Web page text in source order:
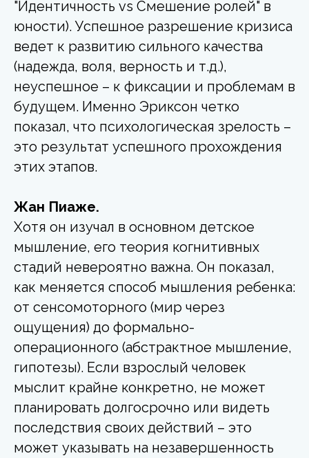
"Идентичность vs Смешение ролей" в
юности). Успешное разрешение кризиса
ведет к развитию сильного качества
(надежда, воля, верность и т.д.),
неуспешное – к фиксации и проблемам в
будущем. Именно Эриксон четко
показал, что психологическая зрелость –
это результат успешного прохождения
этих этапов.
Жан Пиаже.
Хотя он изучал в основном детское
мышление, его теория когнитивных
стадий невероятно важна. Он показал,
как меняется способ мышления ребенка:
от сенсомоторного (мир через
ощущения) до формально-
операционного (абстрактное мышление,
гипотезы). Если взрослый человек
мыслит крайне конкретно, не может
планировать долгосрочно или видеть
последствия своих действий – это
может указывать на незавершенность